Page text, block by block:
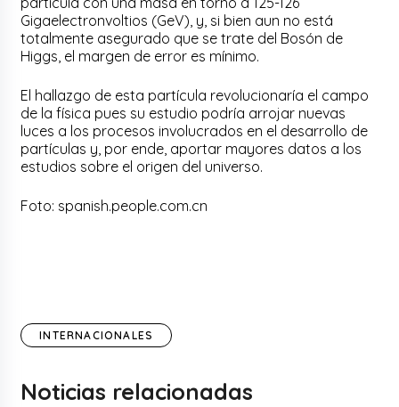
Gigaelectronvoltios (GeV), y, si bien aun no está
totalmente asegurado que se trate del Bosón de
Higgs, el margen de error es mínimo.
El hallazgo de esta partícula revolucionaría el campo
de la física pues su estudio podría arrojar nuevas
luces a los procesos involucrados en el desarrollo de
partículas y, por ende, aportar mayores datos a los
estudios sobre el origen del universo.
Foto: spanish.people.com.cn
INTERNACIONALES
Noticias relacionadas